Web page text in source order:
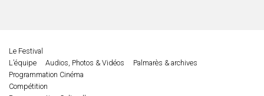
Le Festival
L’équipe
Audios, Photos & Vidéos
Palmarès & archives
Programmation Cinéma
Compétition